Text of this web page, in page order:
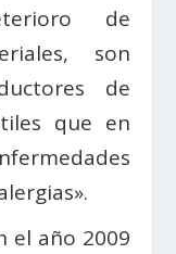
de
son
de
que en
el año 2009